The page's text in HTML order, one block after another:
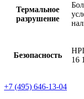
Термальное
разрушение
Безопасность
16
+7 (495) 646-13-04